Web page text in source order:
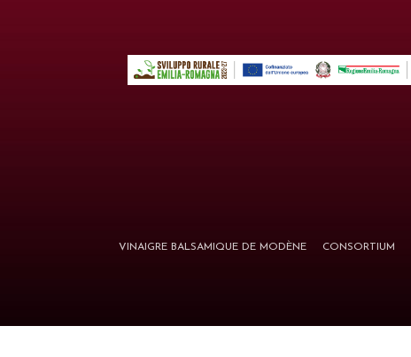
VINAIGRE BALSAMIQUE DE MODÈNE CONSORTIUM